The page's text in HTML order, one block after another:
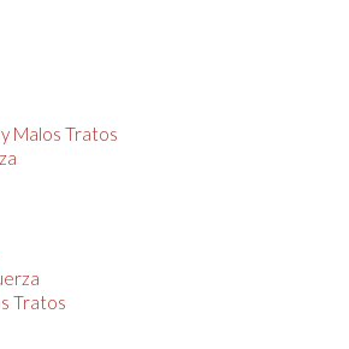
Malos Tratos
Tratos